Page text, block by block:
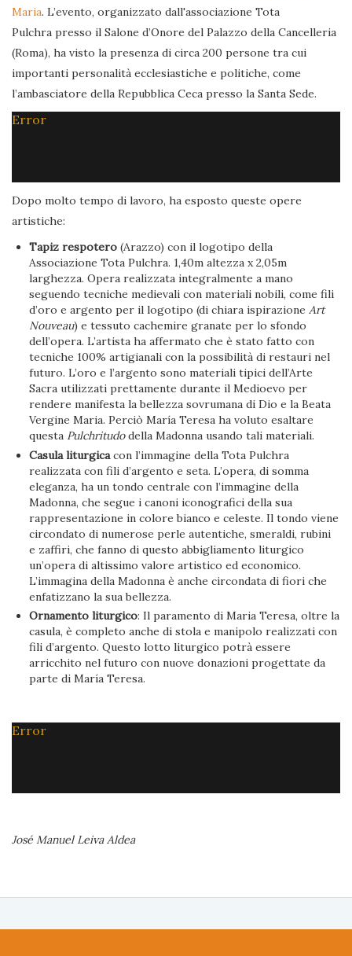
Maria. L’evento, organizzato dall'associazione Tota
Pulchra presso il Salone d’Onore del Palazzo della Cancelleria
(Roma), ha visto la presenza di circa 200 persone tra cui
importanti personalità ecclesiastiche e politiche, come
l’ambasciatore della Repubblica Ceca presso la Santa Sede.
Error
Dopo molto tempo di lavoro, ha esposto queste opere
artistiche:
Tapiz respotero (Arazzo) con il logotipo della
Associazione Tota Pulchra. 1,40m altezza x 2,05m
larghezza. Opera realizzata integralmente a mano
seguendo tecniche medievali con materiali nobili, come fili
d’oro e argento per il logotipo (di chiara ispirazioneArt
Nouveau) e tessuto cachemire granate per lo sfondo
dell’opera. L’artista ha affermato che è stato fatto con
tecniche 100% artigianali con la possibilità di restauri nel
futuro. L’oro e l’argento sono materiali tipici dell’Arte
Sacra utilizzati prettamente durante il Medioevo per
rendere manifesta la bellezza sovrumana di Dio e la Beata
Vergine Maria. Perciò María Teresa ha voluto esaltare
questa Pulchritudodella Madonna usando tali materiali.
Casula liturgicacon l’immagine della Tota Pulchra
realizzata con fili d’argento e seta. L’opera, di somma
eleganza, ha un tondo centrale con l’immagine della
Madonna, che segue i canoni iconografici della sua
rappresentazione in colore bianco e celeste. Il tondo viene
circondato di numerose perle autentiche, smeraldi, rubini
e zaffiri, che fanno di questo abbigliamento liturgico
un’opera di altissimo valore artistico ed economico.
L’immagina della Madonna è anche circondata di fiori che
enfatizzano la sua bellezza.
Ornamento liturgico: Il paramento di Maria Teresa, oltre la
casula, è completo anche di stola e manipolo realizzati con
fili d’argento. Questo lotto liturgico potrà essere
arricchito nel futuro con nuove donazioni progettate da
parte di María Teresa.
Error
José Manuel Leiva Aldea